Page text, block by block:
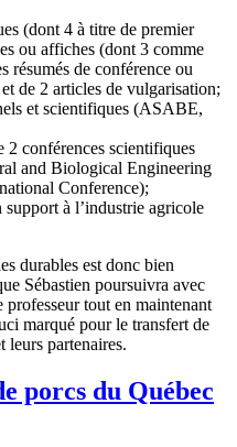
(dont 4 à titre de premier
ou affiches (dont 3 comme
résumés de conférence ou
de 2 articles de vulgarisation;
et scientifiques (ASABE,
2 conférences scientifiques
and Biological Engineering
Conference);
à l’industrie agricole
durables est donc bien
Sébastien poursuivra avec
professeur tout en maintenant
marqué pour le transfert de
leurs partenaires.
porcs du Québec